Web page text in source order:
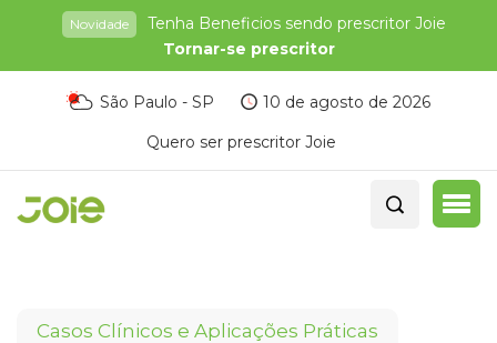
Novidade
Tenha Beneficios sendo prescritor Joie
Tornar-se prescritor
São Paulo - SP
10 de agosto de 2026
Quero ser prescritor Joie
Casos Clínicos e Aplicações Práticas